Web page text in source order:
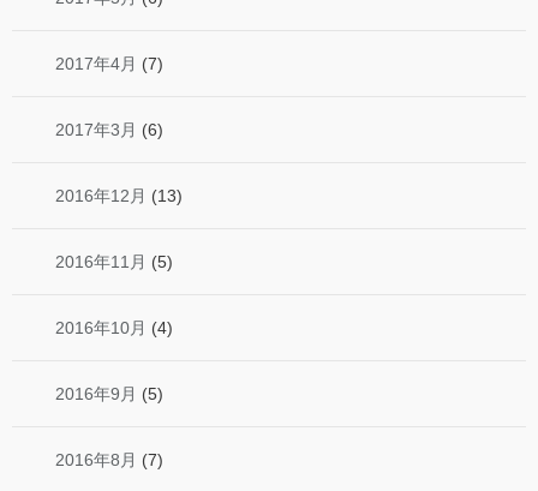
2017年4月 (7)
2017年3月 (6)
2016年12月 (13)
2016年11月 (5)
2016年10月 (4)
2016年9月 (5)
2016年8月 (7)